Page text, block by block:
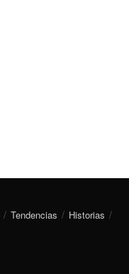
Tendencias
Historias